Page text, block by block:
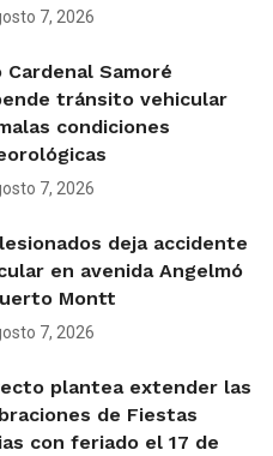
7, 2026
Cardenal Samoré
tránsito vehicular
condiciones
7, 2026
deja accidente
en avenida Angelmó
Montt
7, 2026
plantea extender las
de Fiestas
con feriado el 17 de